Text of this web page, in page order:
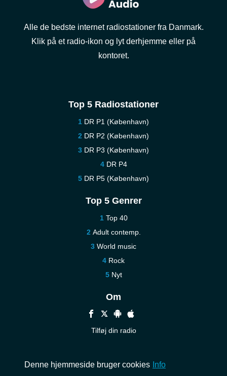
Alle de bedste internet radiostationer fra Danmark.
Klik på et radio-ikon og lyt derhjemme eller på
kontoret.
Top 5 Radiostationer
DR P1 (København)
DR P2 (København)
DR P3 (København)
DR P4
DR P5 (København)
Top 5 Genrer
Top 40
Adult contemp.
World music
Rock
Nyt
Om
Tilføj din radio
Denne hjemmeside bruger cookies Info